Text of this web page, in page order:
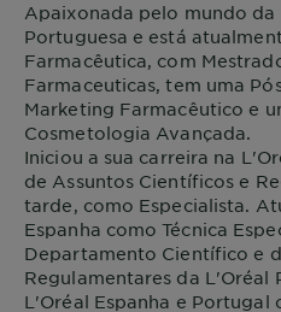
Apaixonada pelo mundo da
Portuguesa e está
Farmacêutica, com
Farmaceuticas, tem uma
Marketing Farmacêutico e
Cosmetologia Avançada.
Iniciou a sua carreira na
de Assuntos Científicos e
tarde, como Especialista.
Espanha como Técnica
Departamento Científico e
Regulamentares da L'Oréal
L'Oréal Espanha e Portugal